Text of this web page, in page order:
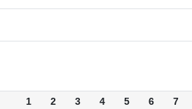
1 2 3 4 5 6 7